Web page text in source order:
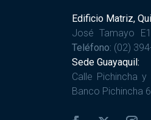
Edificio Matriz,
José Tamayo
Teléfono: (02)
Sede Guayaquil:
Calle Pichincha
Banco Pichincha